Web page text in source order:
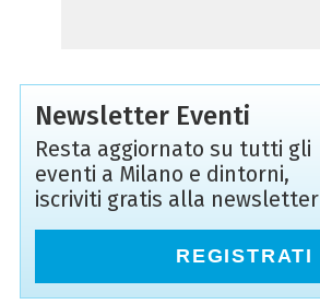
Newsletter Eventi
Resta aggiornato su tutti gli
eventi a Milano e dintorni,
iscriviti gratis alla newsletter
REGISTRATI